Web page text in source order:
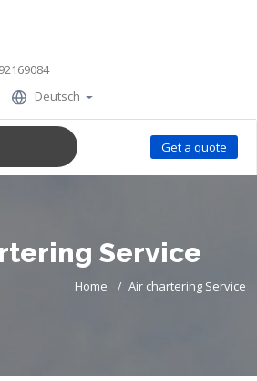
Deutsch
Get a quote
Service
Home Air chartering Service